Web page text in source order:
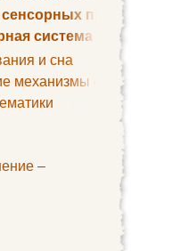
процессов
система
и сна
механизмы сна
–